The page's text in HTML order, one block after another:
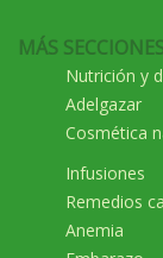
MÁS
Nutrición y
Adelgazar
Cosmética
Infusiones
Remedios
Anemia